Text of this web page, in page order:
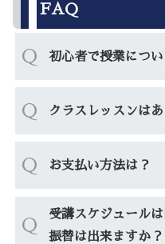
FAQ
Q 初心者で授業につ
Q クラスレッスンは
Q お支払い方法は？
Q
受講スケジュール
振替は出来ますか？